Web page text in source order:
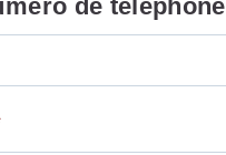
de téléphone